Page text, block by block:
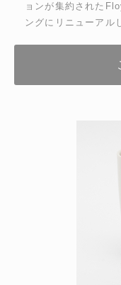
ョンが集約された
ングにリニューアル